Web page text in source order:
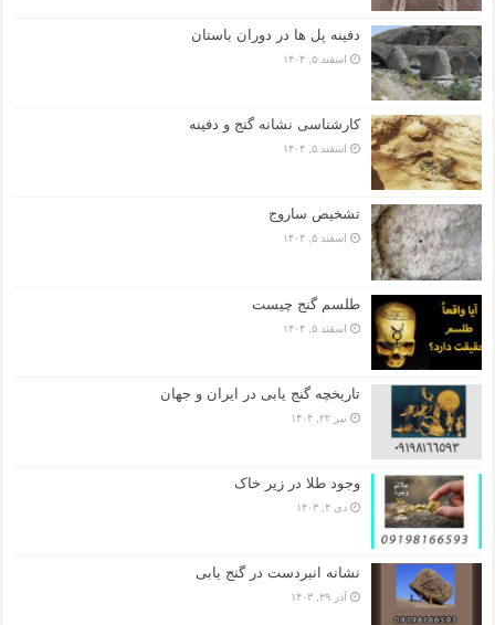
دفینه پل ها در دوران باستان
اسفند ۵, ۱۴۰۴
کارشناسی نشانه گنج و دفینه
اسفند ۵, ۱۴۰۴
تشخیص ساروج
اسفند ۵, ۱۴۰۴
طلسم گنج چیست
اسفند ۵, ۱۴۰۴
تاریخچه گنج‌ یابی در ایران و جهان
تیر ۲۲, ۱۴۰۴
وجود طلا در زیر خاک
دی ۴, ۱۴۰۳
نشانه انبردست در گنج یابی
آذر ۲۹, ۱۴۰۳